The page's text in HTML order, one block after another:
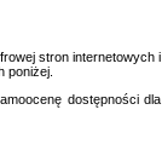
stron internetowych i
poniżej.
dostępności dla